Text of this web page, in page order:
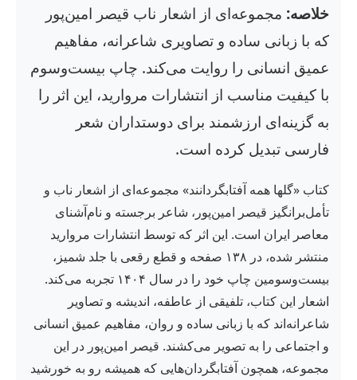
خلاصه: مجموعه‌ای از اشعار ناب قیصر امین‌پور
که با زبانی ساده و تصاویری شاعرانه، مفاهیم
عمیق انسانی را روایت می‌کند. چاپ بیست‌وسوم
با کیفیت مناسب از انتشارات مروارید، این اثر را
به گزینه‌ای ارزشمند برای دوستداران شعر
فارسی تبدیل کرده است.
کتاب «گلها همه آفتابگردانند» مجموعه‌ای از اشعار ناب و
تأمل‌برانگیز قیصر امین‌پور، شاعر برجسته و نام‌آشنای
معاصر ایران است. این اثر که توسط انتشارات مروارید
منتشر شده، در ۱۳۸ صفحه و قطع رقعی با جلد شمیز،
بیست‌وسومین چاپ خود را در سال ۱۴۰۴ تجربه می‌کند.
اشعار این کتاب، تلفیقی از عاطفه، اندیشه و تصاویر
شاعرانه‌اند که با زبانی ساده و روان، مفاهیم عمیق انسانی
و اجتماعی را به تصویر می‌کشند. قیصر امین‌پور در این
مجموعه، همچون آفتابگردان‌هایی که همیشه رو به خورشید